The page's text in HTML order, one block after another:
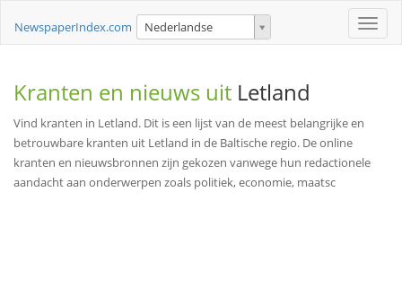
Toggle
NewspaperIndex.com Nederlandse
Kranten en nieuws uit Letland
Vind kranten in Letland. Dit is een lijst van de meest belangrijke en
betrouwbare kranten uit Letland in de Baltische regio. De online
kranten en nieuwsbronnen zijn gekozen vanwege hun redactionele
aandacht aan onderwerpen zoals politiek, economie, maatsc